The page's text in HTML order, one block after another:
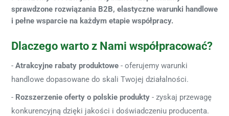
sprawdzone rozwiązania B2B, elastyczne warunki handlowe
i pełne wsparcie na każdym etapie współpracy.
Dlaczego warto z Nami współpracować?
Atrakcyjne rabaty produktowe - oferujemy warunki
handlowe dopasowane do skali Twojej działalności.
Rozszerzenie oferty o polskie produkty - zyskaj przewagę
konkurencyjną dzięki jakości i doświadczeniu producenta.